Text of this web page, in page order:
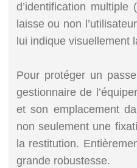
d’identification
laisse ou non
lui indique visuellement
Pour protéger un
gestionnaire de
et son emplacement
non seulement une
la restitution.
grande robustesse.